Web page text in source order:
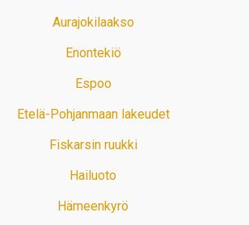
Aurajokilaakso
Enontekiö
Espoo
Etelä-Pohjanmaan lakeudet
Fiskarsin ruukki
Hailuoto
Hämeenkyrö